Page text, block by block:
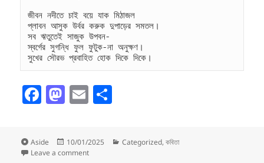
জীবন নদীতে চাই বয়ে যাক মিঠাজল
প্লাবন আসুক উর্বর করুক দুপাড়ের সমতল।
সব ঋতুতেই সাজুক উপবন-
স্বর্গের সুগন্ধি ফুল ফুটুক-না অনুক্ষণ।
সুখের সৌরভ প্রবাহিত হোক দিকে দিকে।
F
e
M
d
E
l re
Format
Aside
Posted
on
10/01/2025 Categories
Categorized,কবিতা
Leave a commenton সুখের সৌরভ